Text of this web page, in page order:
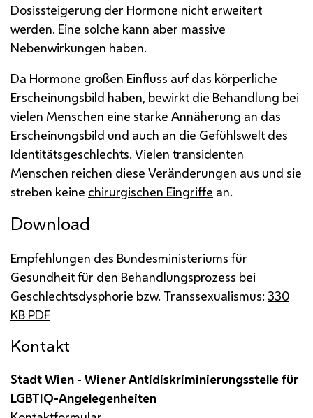
Dosissteigerung der Hormone nicht erweitert
werden. Eine solche kann aber massive
Nebenwirkungen haben.
Da Hormone großen Einfluss auf das körperliche
Erscheinungsbild haben, bewirkt die Behandlung bei
vielen Menschen eine starke Annäherung an das
Erscheinungsbild und auch an die Gefühlswelt des
Identitätsgeschlechts. Vielen transidenten
Menschen reichen diese Veränderungen aus und sie
streben keine chirurgischen Eingriffe an.
Download
Empfehlungen des Bundesministeriums für
Gesundheit für den Behandlungsprozess bei
Geschlechtsdysphorie bzw. Transsexualismus: 330
KB PDF
Kontakt
Stadt Wien - Wiener Antidiskriminierungsstelle für
LGBTIQ-Angelegenheiten